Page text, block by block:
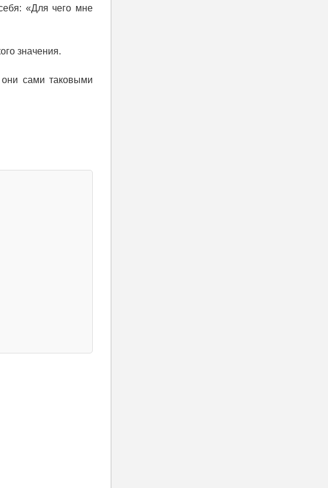
«Для чего мне
значения.
они сами таковыми